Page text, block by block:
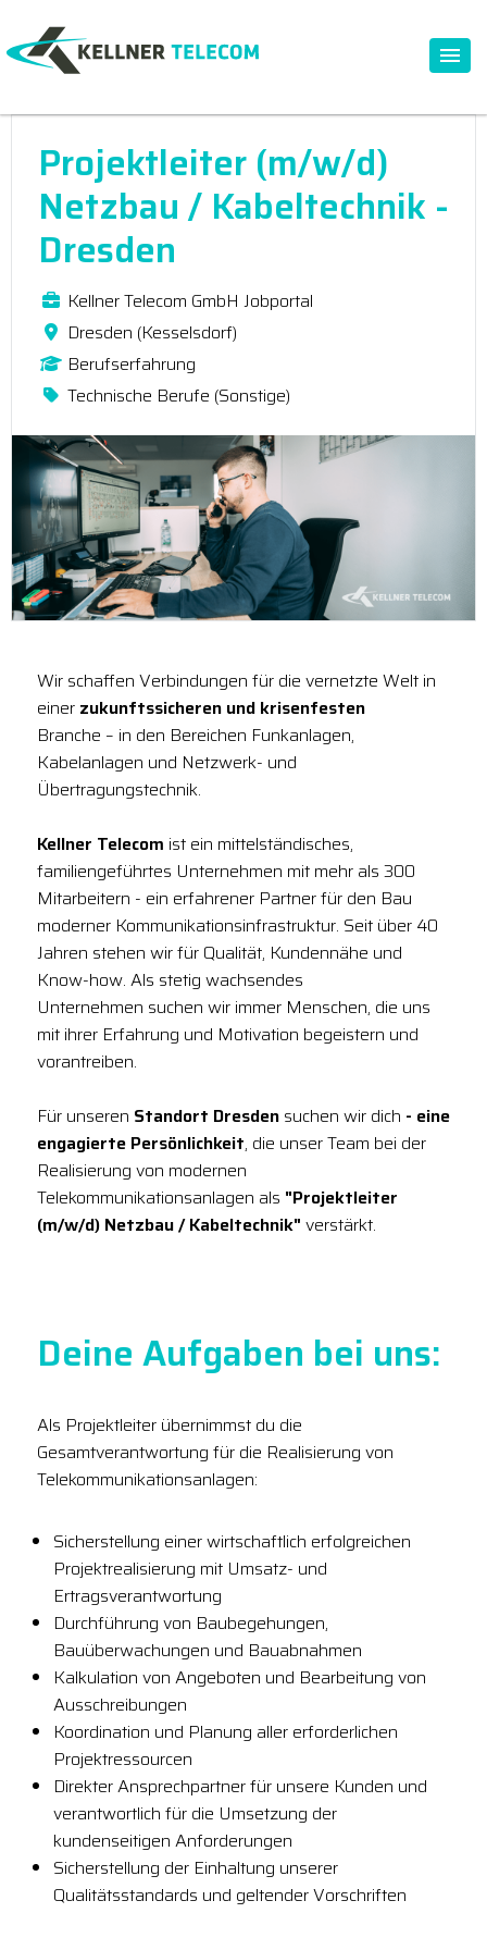
Projektleiter (m/w/d)
Netzbau / Kabeltechnik -
Dresden
Kellner Telecom GmbH Jobportal
Dresden (Kesselsdorf)
Berufserfahrung
Technische Berufe (Sonstige)
Wir schaffen Verbindungen für die vernetzte Welt in
einer zukunftssicheren und krisenfesten
Branche – in den Bereichen Funkanlagen,
Kabelanlagen und Netzwerk- und
Übertragungstechnik.
Kellner Telecom ist ein mittelständisches,
familiengeführtes Unternehmen mit mehr als 300
Mitarbeitern - ein erfahrener Partner für den Bau
moderner Kommunikationsinfrastruktur. Seit über 40
Jahren stehen wir für Qualität, Kundennähe und
Know-how. Als stetig wachsendes
Unternehmen suchen wir immer Menschen, die uns
mit ihrer Erfahrung und Motivation begeistern und
vorantreiben.
Für unseren Standort Dresden suchen wir dich - eine
engagierte Persönlichkeit, die unser Team bei der
Realisierung von modernen
Telekommunikationsanlagen als "Projektleiter
(m/w/d) Netzbau / Kabeltechnik" verstärkt.
Deine Aufgaben bei uns:
Als Projektleiter übernimmst du die
Gesamtverantwortung für die Realisierung von
Telekommunikationsanlagen:
Sicherstellung einer wirtschaftlich erfolgreichen
Projektrealisierung mit Umsatz- und
Ertragsverantwortung
Durchführung von Baubegehungen,
Bauüberwachungen und Bauabnahmen
Kalkulation von Angeboten und Bearbeitung von
Ausschreibungen
Koordination und Planung aller erforderlichen
Projektressourcen
Direkter Ansprechpartner für unsere Kunden und
verantwortlich für die Umsetzung der
kundenseitigen Anforderungen
Sicherstellung der Einhaltung unserer
Qualitätsstandards und geltender Vorschriften